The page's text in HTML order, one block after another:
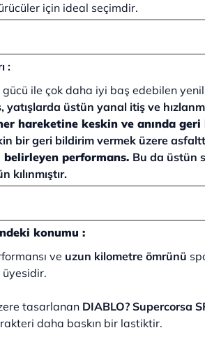
için ideal seçimdir.
:
ile çok daha iyi baş edebilen
üstün yanal itiş ve
hareketine keskin ve anında
bir geri bildirim vermek üzere
belirleyen performans. Bu da üstün
konumu :
ve uzun kilometre ömrünü
tasarlanan DIABLO? Supercorsa
daha baskın bir lastiktir.